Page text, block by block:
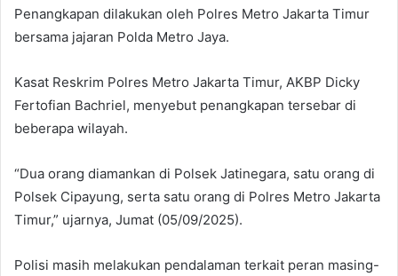
Penangkapan dilakukan oleh Polres Metro Jakarta Timur
bersama jajaran Polda Metro Jaya.
Kasat Reskrim Polres Metro Jakarta Timur, AKBP Dicky
Fertofian Bachriel, menyebut penangkapan tersebar di
beberapa wilayah.
“Dua orang diamankan di Polsek Jatinegara, satu orang di
Polsek Cipayung, serta satu orang di Polres Metro Jakarta
Timur,” ujarnya, Jumat (05/09/2025).
Polisi masih melakukan pendalaman terkait peran masing-